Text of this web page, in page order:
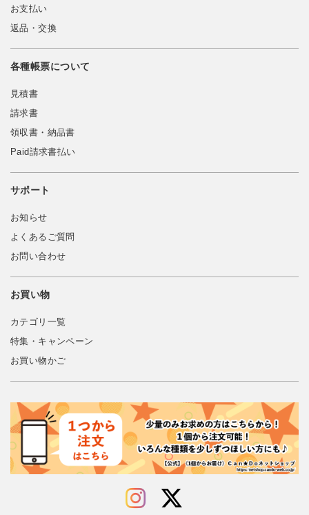
お支払い
返品・交換
各種帳票について
見積書
請求書
領収書・納品書
Paid請求書払い
サポート
お知らせ
よくあるご質問
お問い合わせ
お買い物
カテゴリ一覧
特集・キャンペーン
お買い物かご